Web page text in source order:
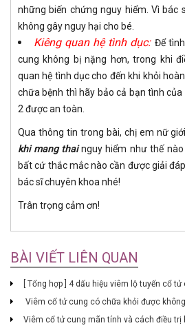
những biến chứng nguy hiểm. Vì bác
không gây nguy hại cho bé.
Kiêng quan hệ tình dục: Để
cung không bị nặng hơn, trong khi
quan hệ tình dục cho đến khi khỏi
chữa bệnh thì hãy bảo cả bạn tình
2 được an toàn.
Qua thông tin trong bài, chị em nữ
khi mang thainguy hiểm như thế
bất cứ thắc mắc nào cần được giải
bác sĩ chuyên khoa nhé!
Trân trọng cảm ơn!
BÀI VIẾT LIÊN QUAN
[ Tổng hợp ] 4 dấu hiệu viêm lộ tuyến cổ
Viêm cổ tử cung có chữa khỏi được
Viêm cổ tử cung mãn tính và cách điều trị